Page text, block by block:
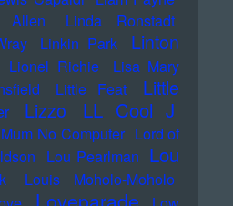
Allen
Linda Ronstadt
Linkin Park
Linton
Lionel Richie
Lisa Mary
Little Feat
Little
Lizzo LL Cool J
No Computer Lord of
Lou Pearlman Lou
Louis Moholo-Moholo